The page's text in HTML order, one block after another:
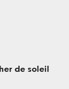
de soleil